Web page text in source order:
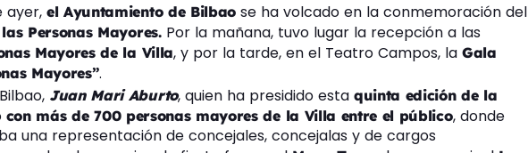
ayer, el Ayuntamiento de Bilbao se ha volcado en la conmemoración del
Personas Mayores. Por la mañana, tuvo lugar la recepción a las
Mayores de la Villa, y por la tarde, en el Teatro Campos, la Gala
Mayores”.
Juan Mari Aburto, quien ha presidido esta quinta edición de la
con más de 700 personas mayores de la Villa entre el público, donde
una representación de concejales, concejalas y de cargos